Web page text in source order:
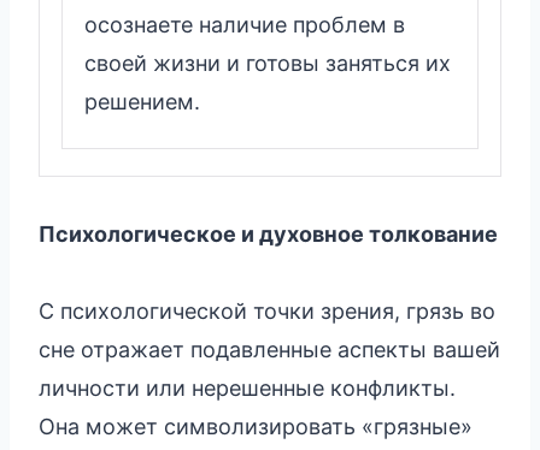
осознаете наличие проблем в
своей жизни и готовы заняться их
решением.
Психологическое и духовное толкование
С психологической точки зрения, грязь во
сне отражает подавленные аспекты вашей
личности или нерешенные конфликты.
Она может символизировать «грязные»